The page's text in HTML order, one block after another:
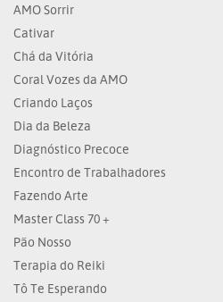
AMO Sorrir
Cativar
Chá da Vitória
Coral Vozes da AMO
Criando Laços
Dia da Beleza
Diagnóstico Precoce
Encontro de Trabalhadores
Fazendo Arte
Master Class 70 +
Pão Nosso
Terapia do Reiki
Tô Te Esperando